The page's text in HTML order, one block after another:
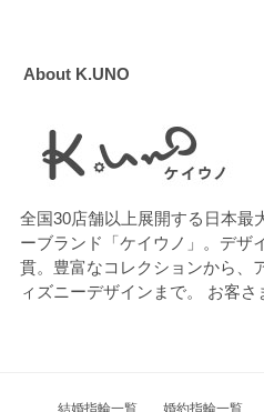
About K.UNO
全国30店舗以上展開する日本最
ーブランド「ケイウノ」。デザ
貫。豊富なコレクションから、
ィズニーデザインまで。 お客
結婚指輪一覧 婚約指輪一覧